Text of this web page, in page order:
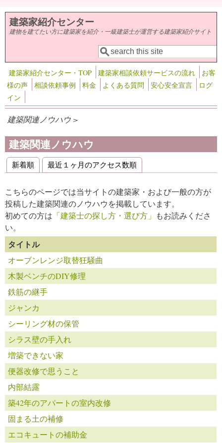
メインコンテンツに移動
建築家紹介センター
建物を建てたい方に建築家を紹介・一級建築士が運営する建築家紹介サイト
検索フォーム
検索
建築家紹介センター・TOP 建築家相談依頼サービスの流れ
お客
様の声
相談依頼事例 料金 よくある質問 安心安全宣言
ログ
イン
建築関連ノウハウ >
建築関連ノウハウ
プライマリータブ
新着順 最近１ヶ月のアクセス数順
こちらのページでは当サイトの建築家・および一般の方が
投稿した建築関連のノウハウを掲載しています。
初めての方は 「建築士の探し方・選び方」 もお読みくださ
い。
タイトル
オーブンレンジ取替狂騒曲
木製ベンチのDIY修理
鉄筋の継手
ジャンカ
シーリング材の保管
シラス壁の手入れ
増築できない家
便器改修で思うこと
内部結露
築42年のアパートの室内改修
固まる土の補修
エコキュートの補助金